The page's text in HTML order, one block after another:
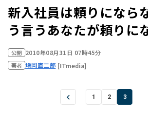
新入社員は頼りになら
う言うあなたが頼りに
公開 2010年08月31日 07時45分
著者 増岡直二郎 [ITmedia]
1 2 3